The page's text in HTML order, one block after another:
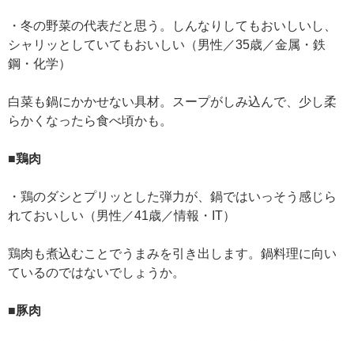
・冬の野菜の代表だと思う。しんなりしてもおいしいし、
シャリッとしていてもおいしい（男性／35歳／金属・鉄
鋼・化学）
白菜も鍋にかかせない具材。スープがしみ込んで、少し柔
らかくなったら食べ頃かも。
■鶏肉
・鶏のダシとプリッとした弾力が、鍋ではいっそう感じら
れておいしい（男性／41歳／情報・IT）
鶏肉も煮込むことでうまみを引き出します。鍋料理に向い
ているのではないでしょうか。
■豚肉